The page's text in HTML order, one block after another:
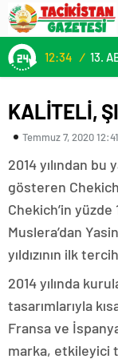
12:34 /
KALİTELİ,
Temmuz 7, 2020 12:41
2014 yılından
gösteren
Chekich’in yüzde
Muslera’dan
yıldızının ilk
2014 yılında
tasarımlarıyla
Fransa ve
marka, etkileyici